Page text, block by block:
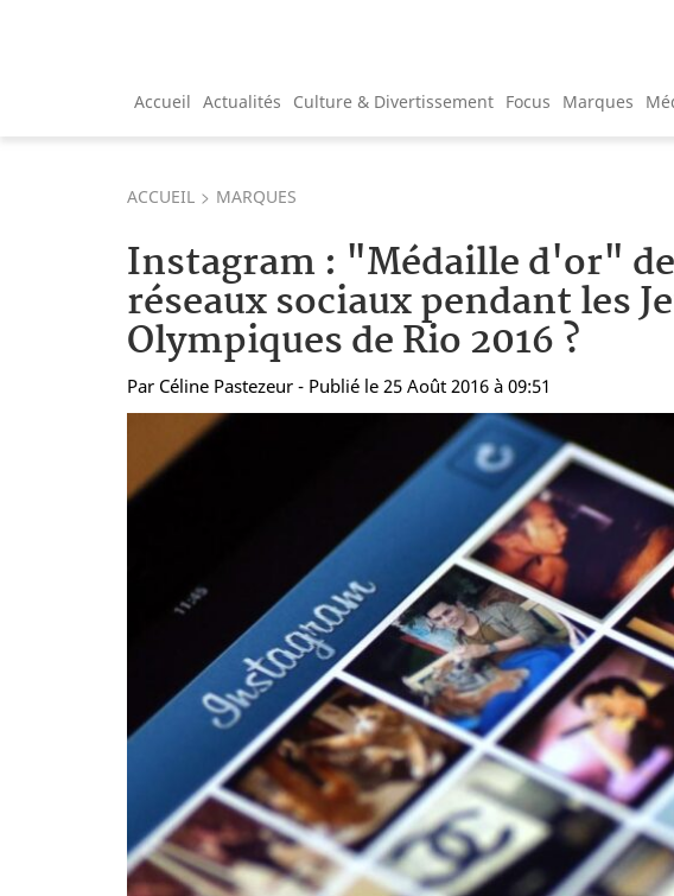
Accueil Actualités Culture & Divertissement Focus Marques
ACCUEIL MARQUES
Instagram : "Médaille d'or"
réseaux sociaux pendant les
Olympiques de Rio 2016 ?
Par Céline Pastezeur - Publié le 25 Août 2016 à 09:51